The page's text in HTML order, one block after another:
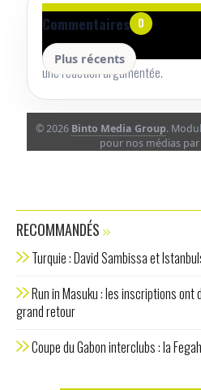
Commentaires 0
Plus récents
Aucun commentaire pour le
Lancez la conversation avec un
une réaction argumentée.
© 2026 Binto Media Group.
pour nos médias par
RECOMMANDÉS
Turquie : David Sambissa et
Run in Masuku : les inscriptions ont
grand retour
Coupe du Gabon interclubs : la